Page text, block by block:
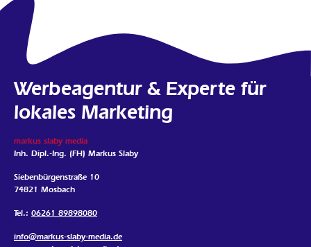
Werbeagentur & Experte für
lokales Marketing
markus slaby media
Inh. Dipl.-Ing. (FH) Markus Slaby
Siebenbürgenstraße 10
74821 Mosbach
Tel.: 06261 89898080
info@markus-slaby-media.de